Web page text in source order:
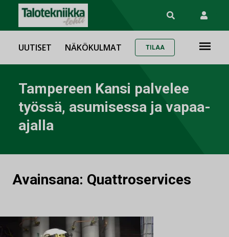
UUTISET NÄKÖKULMAT TILAA
Tampereen Kansi palvelee
työssä, asumisessa ja vapaa-
ajalla
Avainsana: Quattroservices